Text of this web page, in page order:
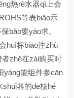
热rè水器qì上会
等表biǎo示
bǎo要yào求。
huì标biāo注zhù
zhě在zài购买时
yáng能组件参cān
shuǐ器的de核hé